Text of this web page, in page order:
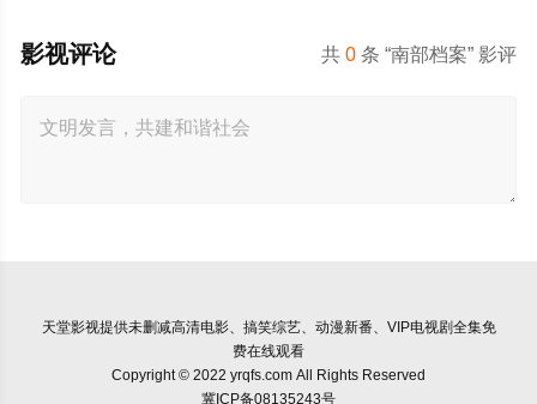
共0 条 “南部档案” 影评
影视评论
天堂影视提供未删减高清电影、搞笑综艺、动漫新番、VIP电视剧全集免
费在线观看
Copyright © 2022 yrqfs.com All Rights Reserved
冀ICP备08135243号